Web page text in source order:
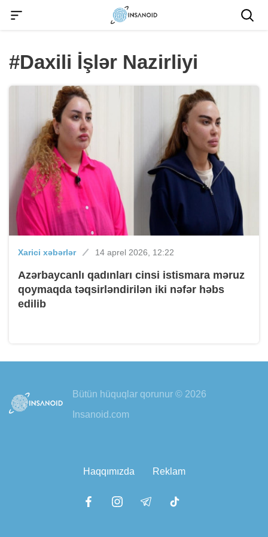
#Daxili İşlər Nazirliyi
Xarici xəbərlər 14 aprel 2026, 12:22
Azərbaycanlı qadınları cinsi istismara məruz
qoymaqda təqsirləndirilən iki nəfər həbs
edilib
Bütün hüquqlar qorunur © 2026
Insanoid.com
Haqqımızda Reklam